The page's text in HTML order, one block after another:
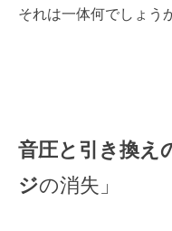
それは一体何でしょう
音圧と引き換え
ジの消失」